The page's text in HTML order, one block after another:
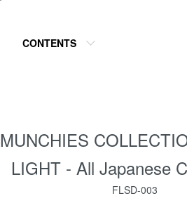
CONTENTS
MUNCHIES
LIGHT - All Japanese
FLSD-003